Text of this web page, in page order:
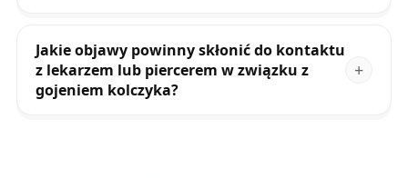
Jakie objawy powinny skłonić do kontaktu
z lekarzem lub piercerem w związku z
gojeniem kolczyka?